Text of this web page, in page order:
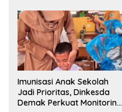
Imunisasi Anak Sekolah
Jadi Prioritas, Dinkesda
Demak Perkuat Monitoring